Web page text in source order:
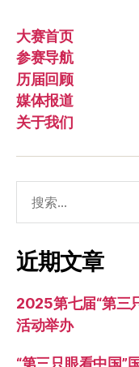
大赛首页
参赛导航
历届回顾
媒体报道
关于我们
索：
近期文章
2025第七届“第三
活动举办
“第三只眼看中国”